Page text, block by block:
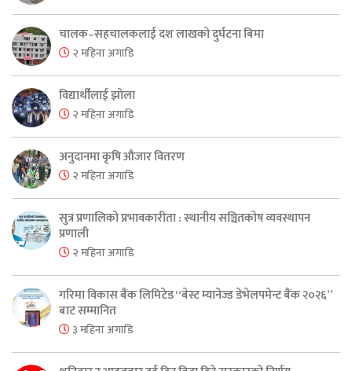
चालक–सहचालकलाई दश लाखको दुर्घटना बिमा
२ महिना अगाडि
विद्यार्थीलाई झोला
२ महिना अगाडि
अनुदानमा कृषि औजार वितरण
२ महिना अगाडि
सुत्र प्रणालिको प्रभावकारीता : स्थानीय सञ्चितकोष व्यवस्थापन
प्रणाली
२ महिना अगाडि
गरिमा विकास बैंक लिमिटेड “बेस्ट म्यानेज्ड डेभेलपमेन्ट बैंक २०२६”
बाट सम्मानित
३ महिना अगाडि